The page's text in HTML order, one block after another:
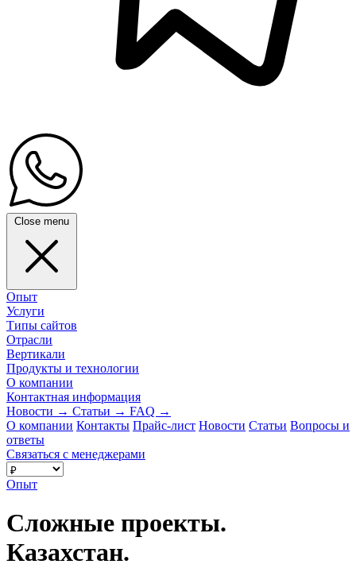
Close menu
Опыт
Услуги
Типы сайтов
Отрасли
Вертикали
Продукты и технологии
О компании
Контактная информация
Новости → Статьи → FAQ →
О компании Контакты Прайс-лист Новости Статьи Вопросы и
ответы
Связаться с менеджерами
Опыт
Сложные проекты.
Казахстан.